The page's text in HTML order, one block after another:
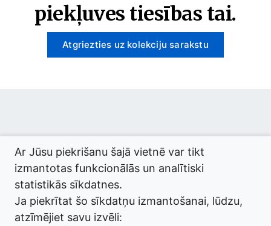
piekļuves tiesības tai.
Atgriezties uz kolekciju sarakstu
© 2026 termini.gov.lv. Izstrādātājs:Tilde.
Ar Jūsu piekrišanu šajā vietnē var tikt
izmantotas funkcionālās un analītiski
statistikās sīkdatnes.
Ja piekrītat šo sīkdatņu izmantošanai, lūdzu,
atzīmējiet savu izvēli: